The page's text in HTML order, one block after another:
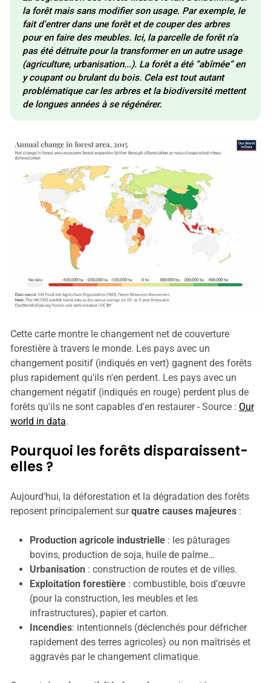
la forêt mais sans modifier son usage. Par exemple, le
fait d'entrer dans une forêt et de couper des arbres
pour en faire des meubles. Ici, la parcelle de forêt n’a
pas été détruite pour la transformer en un autre usage
(agriculture, urbanisation...). La forêt a été “abîmée” en
y coupant ou brulant du bois. Cela est tout autant
problématique car les arbres et la biodiversité mettent
de longues années à se régénérer.
Cette carte montre le changement net de couverture
forestière à travers le monde. Les pays avec un
changement positif (indiqués en vert) gagnent des forêts
plus rapidement qu'ils n'en perdent. Les pays avec un
changement négatif (indiqués en rouge) perdent plus de
forêts qu'ils ne sont capables d'en restaurer - Source : Our
world in data.
Pourquoi les forêts disparaissent-
elles ?
Aujourd’hui, la déforestation et la dégradation des forêts
reposent principalement surquatre causes majeures:
Production agricole industrielle: les pâturages
bovins, production de soja, huile de palme…
Urbanisation: construction de routes et de villes.
Exploitation forestière: combustible, bois d’œuvre
(pour la construction, les meubles et les
infrastructures), papier et carton.
Incendies: intentionnels (déclenchés pour défricher
rapidement des terres agricoles) ou non maîtrisés et
aggravés par le changement climatique.